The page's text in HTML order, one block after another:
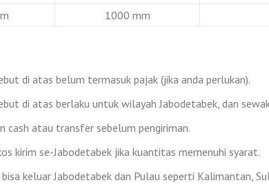
1000 mm
di atas belum termasuk pajak (jika anda perlukan).
di atas berlaku untuk wilayah Jabodetabek, dan
cash atau transfer sebelum pengiriman.
kirim se-Jabodetabek jika kuantitas memenuhi syarat.
bisa keluar Jabodetabek dan Pulau seperti Kalimantan,